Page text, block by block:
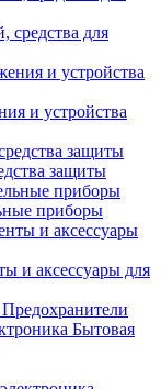
средства для
и устройства
защиты
приборы
и аксессуары для
Предохранители
Бытовая